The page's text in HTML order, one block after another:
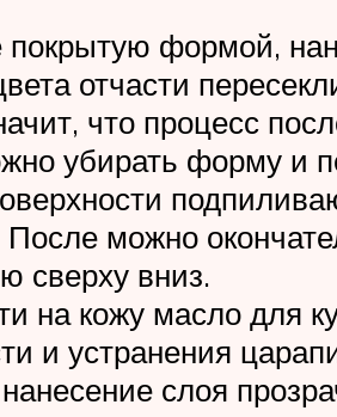
покрытую формой,
отчасти
что процесс
убирать форму и
можно
сверху вниз.
на кожу масло для
и устранения
слоя